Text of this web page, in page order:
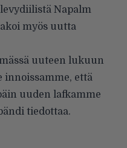
Napalm
myös uutta
uuteen lukuun
innoissamme, että
uuden lafkamme
tiedottaa.